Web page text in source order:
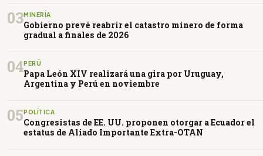
03MINERÍA
Gobierno prevé reabrir el catastro minero de forma
gradual a finales de 2026
04PERÚ
Papa León XIV realizará una gira por Uruguay,
Argentina y Perú en noviembre
05POLÍTICA
Congresistas de EE. UU. proponen otorgar a Ecuador el
estatus de Aliado Importante Extra-OTAN